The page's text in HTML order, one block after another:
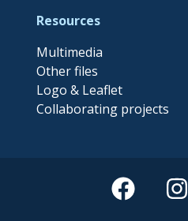
Resources
Multimedia
Other files
Logo & Leaflet
Collaborating projects